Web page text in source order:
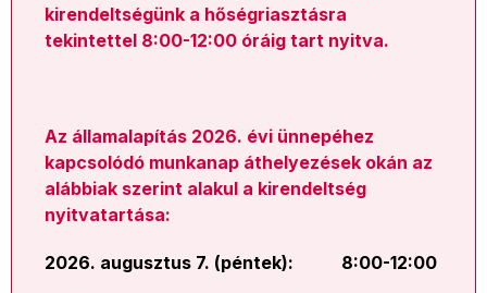
kirendeltségünk a hőségriasztásra
tekintettel 8:00-12:00 óráig tart nyitva.
Az államalapítás 2026. évi ünnepéhez
kapcsolódó munkanap áthelyezések okán az
alábbiak szerint alakul a kirendeltség
nyitvatartása:
2026. augusztus 7. (péntek): 8:00-12:00